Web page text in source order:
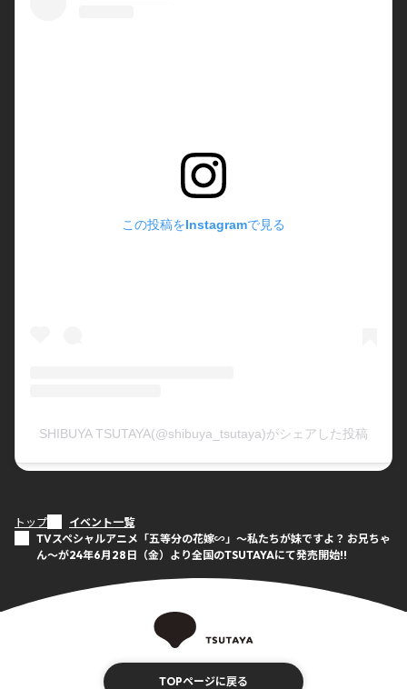
トップ
イベント一覧
TVスペシャルアニメ「五等分の花嫁∽」～私たちが妹ですよ？ お兄ちゃ
ん～が24年6月28日（金）より全国のTSUTAYAにて発売開始!!
この投稿をInstagramで見る
SHIBUYA TSUTAYA(@shibuya_tsutaya)がシェアした投稿
TOPページに戻る